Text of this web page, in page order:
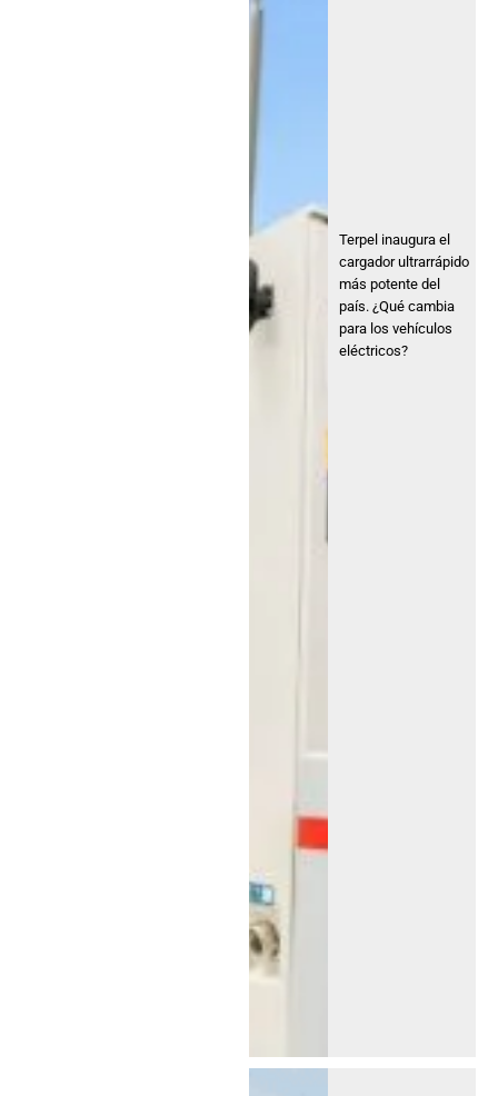
Terpel inaugura el
cargador ultrarrápido
más potente del
país. ¿Qué cambia
para los vehículos
eléctricos?